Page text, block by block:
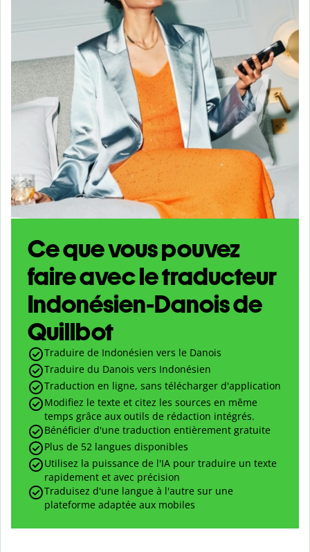
Ce que vous pouvez
faire avec le traducteur
Indonésien-Danois de
Quillbot
Traduire de Indonésien vers le Danois
Traduire du Danois vers Indonésien
Traduction en ligne, sans télécharger d'application
Modifiez le texte et citez les sources en même
temps grâce aux outils de rédaction intégrés.
Bénéficier d'une traduction entièrement gratuite
Plus de 52 langues disponibles
Utilisez la puissance de l'IA pour traduire un texte
rapidement et avec précision
Traduisez d'une langue à l'autre sur une
plateforme adaptée aux mobiles